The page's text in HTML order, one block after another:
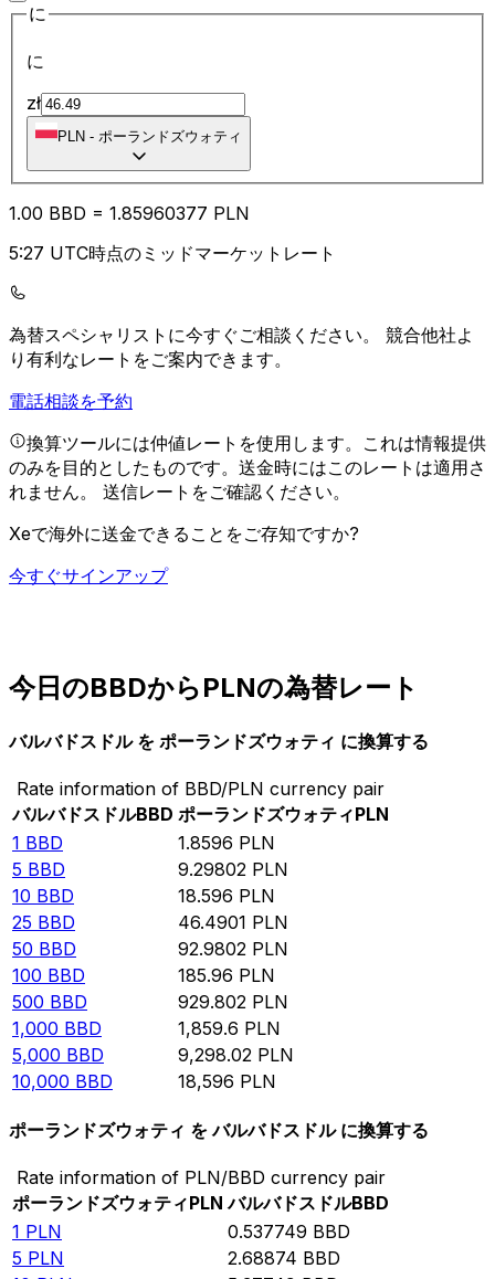
に
に
zł
PLN - ポーランドズウォティ
1.00 BBD = 1.85960377 PLN
5:27 UTC時点のミッドマーケットレート
為替スペシャリストに今すぐご相談ください。 競合他社よ
り有利なレートをご案内できます。
電話相談を予約
換算ツールには仲値レートを使用します。これは情報提供
のみを目的としたものです。送金時にはこのレートは適用さ
れません。 送信レートをご確認ください。
Xeで海外に送金できることをご存知ですか?
今すぐサインアップ
今日のBBDからPLNの為替レート
バルバドスドル を ポーランドズウォティ に換算する
Rate information of BBD/PLN currency pair
バルバドスドルBBD ポーランドズウォティPLN
1 BBD 1.8596 PLN
5 BBD 9.29802 PLN
10 BBD 18.596 PLN
25 BBD 46.4901 PLN
50 BBD 92.9802 PLN
100 BBD 185.96 PLN
500 BBD 929.802 PLN
1,000 BBD 1,859.6 PLN
5,000 BBD 9,298.02 PLN
10,000 BBD 18,596 PLN
ポーランドズウォティ を バルバドスドル に換算する
Rate information of PLN/BBD currency pair
ポーランドズウォティPLN バルバドスドルBBD
1 PLN 0.537749 BBD
5 PLN 2.68874 BBD